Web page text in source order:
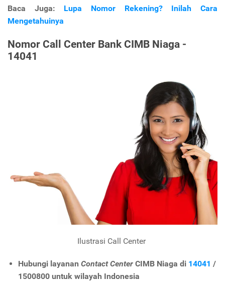
Baca Juga: Lupa Nomor Rekening? Inilah Cara
Mengetahuinya
Nomor Call Center Bank CIMB Niaga -
14041
Ilustrasi Call Center
Hubungi layanan Contact Center CIMB Niaga di 14041 /
1500800 untuk wilayah Indonesia